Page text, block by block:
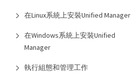
在Linux系統上安裝Unified Manager
在Windows系統上安裝Unified
Manager
執行組態和管理工作